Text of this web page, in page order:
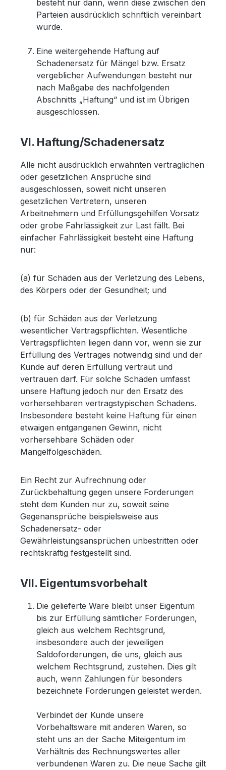
besteht nur dann, wenn diese zwischen den
Parteien ausdrücklich schriftlich vereinbart
wurde.
Eine weitergehende Haftung auf
Schadenersatz für Mängel bzw. Ersatz
vergeblicher Aufwendungen besteht nur
nach Maßgabe des nachfolgenden
Abschnitts „Haftung“ und ist im Übrigen
ausgeschlossen.
VI. Haftung/Schadenersatz
Alle nicht ausdrücklich erwähnten vertraglichen
oder gesetzlichen Ansprüche sind
ausgeschlossen, soweit nicht unseren
gesetzlichen Vertretern, unseren
Arbeitnehmern und Erfüllungsgehilfen Vorsatz
oder grobe Fahrlässigkeit zur Last fällt. Bei
einfacher Fahrlässigkeit besteht eine Haftung
nur:
(a) für Schäden aus der Verletzung des Lebens,
des Körpers oder der Gesundheit; und
(b) für Schäden aus der Verletzung
wesentlicher Vertragspflichten. Wesentliche
Vertragspflichten liegen dann vor, wenn sie zur
Erfüllung des Vertrages notwendig sind und der
Kunde auf deren Erfüllung vertraut und
vertrauen darf. Für solche Schäden umfasst
unsere Haftung jedoch nur den Ersatz des
vorhersehbaren vertragstypischen Schadens.
Insbesondere besteht keine Haftung für einen
etwaigen entgangenen Gewinn, nicht
vorhersehbare Schäden oder
Mangelfolgeschäden.
Ein Recht zur Aufrechnung oder
Zurückbehaltung gegen unsere Forderungen
steht dem Kunden nur zu, soweit seine
Gegenansprüche beispielsweise aus
Schadenersatz- oder
Gewährleistungsansprüchen unbestritten oder
rechtskräftig festgestellt sind.
VII. Eigentumsvorbehalt
Die gelieferte Ware bleibt unser Eigentum
bis zur Erfüllung sämtlicher Forderungen,
gleich aus welchem Rechtsgrund,
insbesondere auch der jeweiligen
Saldoforderungen, die uns, gleich aus
welchem Rechtsgrund, zustehen. Dies gilt
auch, wenn Zahlungen für besonders
bezeichnete Forderungen geleistet werden.
Verbindet der Kunde unsere
Vorbehaltsware mit anderen Waren, so
steht uns an der Sache Miteigentum im
Verhältnis des Rechnungswertes aller
verbundenen Waren zu. Die neue Sache gilt